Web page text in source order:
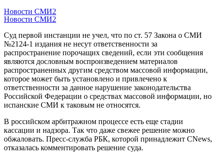
Новости СМИ2
Новости СМИ2
Суд первой инстанции не учел, что по ст. 57 Закона о СМИ
№2124-1 издания не несут ответственности за
распространение порочащих сведений, если эти сообщения
являются дословным воспроизведением материалов
распространенных другим средством массовой информации,
которое может быть установлено и привлечено к
ответственности за данное нарушение законодательства
Российской Федерации о средствах массовой информации, но
испанские СМИ к таковым не относятся.
В российском арбитражном процессе есть еще стадии
кассации и надзора. Так что даже свежее решение можно
обжаловать. Пресс-служба РБК, которой принадлежит CNews,
отказалась комментировать решение суда.